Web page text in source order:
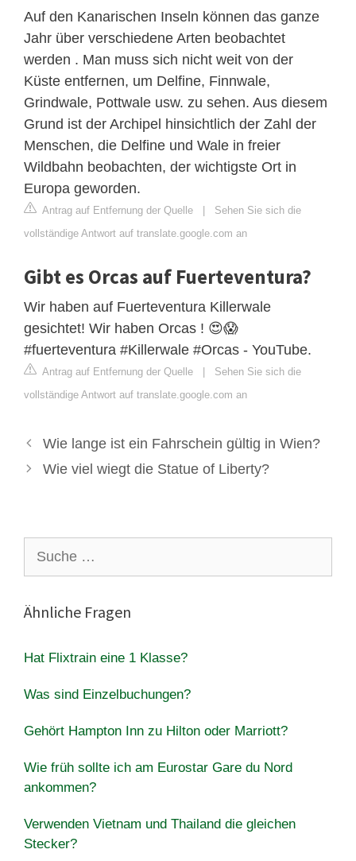
Auf den Kanarischen Inseln können das ganze
Jahr über verschiedene Arten beobachtet
werden . Man muss sich nicht weit von der
Küste entfernen, um Delfine, Finnwale,
Grindwale, Pottwale usw. zu sehen. Aus diesem
Grund ist der Archipel hinsichtlich der Zahl der
Menschen, die Delfine und Wale in freier
Wildbahn beobachten, der wichtigste Ort in
Europa geworden.
Antrag auf Entfernung der Quelle | Sehen Sie sich die
vollständige Antwort auf translate.google.com an
Gibt es Orcas auf Fuerteventura?
Wir haben auf Fuerteventura Killerwale
gesichtet! Wir haben Orcas ! 😍😱
#fuerteventura #Killerwale #Orcas - YouTube.
Antrag auf Entfernung der Quelle | Sehen Sie sich die
vollständige Antwort auf translate.google.com an
Wie lange ist ein Fahrschein gültig in Wien?
Wie viel wiegt die Statue of Liberty?
nach:
Ähnliche Fragen
Hat Flixtrain eine 1 Klasse?
Was sind Einzelbuchungen?
Gehört Hampton Inn zu Hilton oder Marriott?
Wie früh sollte ich am Eurostar Gare du Nord
ankommen?
Verwenden Vietnam und Thailand die gleichen
Stecker?